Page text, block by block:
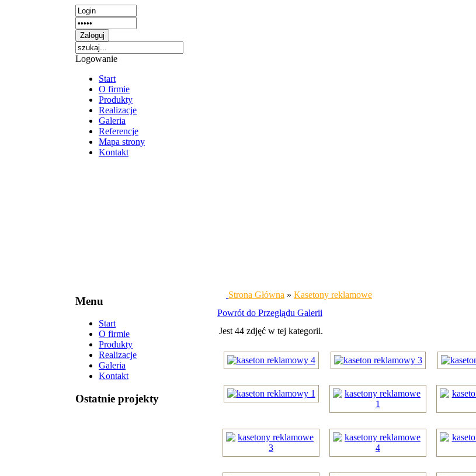
Logowanie
Start
O firmie
Produkty
Realizacje
Galeria
Referencje
Mapa strony
Kontakt
Menu
Start
O firmie
Produkty
Realizacje
Galeria
Kontakt
Ostatnie projekty
Strona Główna » Kasetony reklamowe
Powrót do Przeglądu Galerii
Jest 44 zdjęć w tej kategorii.